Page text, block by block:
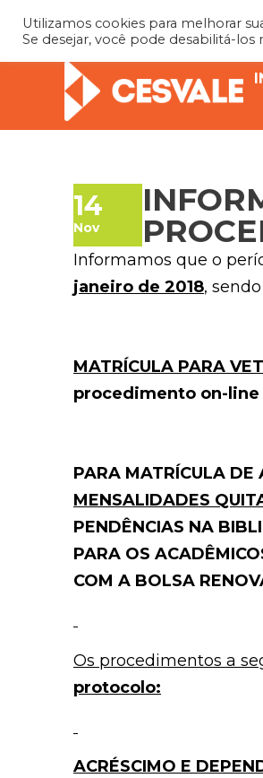
14
Nov
Informamos que o
janeiro de 2018,
MATRÍCULA PARA
procedimento on-line
PARA MATRÍCULA DE
MENSALIDADES
PENDÊNCIAS NA
PARA OS
COM A BOLSA
Os procedimentos a
protocolo:
ACRÉSCIMO E
Utilizamos cookies para melhorar
Se desejar, você pode desabilitá-los